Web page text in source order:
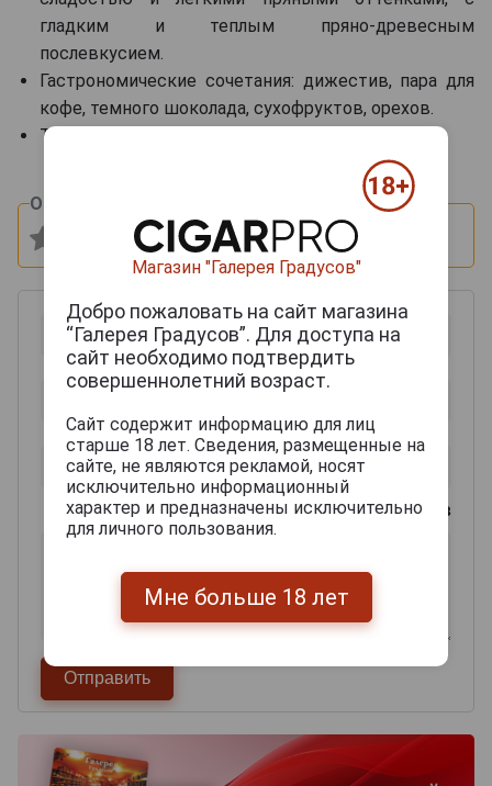
гладким и теплым пряно-древесным
послевкусием.
Гастрономические сочетания: дижестив, пара для
кофе, темного шоколада, сухофруктов, орехов.
Температура подачи: 18–20°C.
Оцените и напишите отзыв:
0из 2000 знаков
Магазин "Галерея Градусов"
Добро пожаловать на сайт магазина
“Галерея Градусов”. Для доступа на
сайт необходимо подтвердить
совершеннолетний возраст.
Сайт содержит информацию для лиц
старше 18 лет. Сведения, размещенные на
сайте, не являются рекламой, носят
исключительно информационный
характер и предназначены исключительно
для личного пользования.
Мне больше 18 лет